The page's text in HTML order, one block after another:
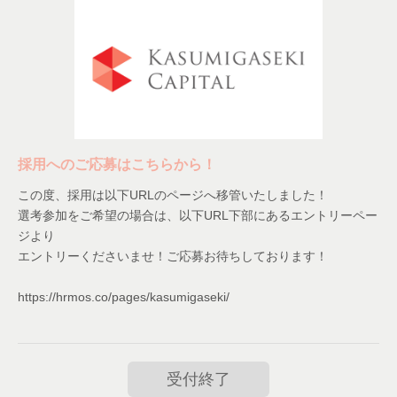
採用へのご応募はこちらから！
この度、採用は以下URLのページへ移管いたしました！
選考参加をご希望の場合は、以下URL下部にあるエントリーペー
ジより
エントリーくださいませ！ご応募お待ちしております！
https://hrmos.co/pages/kasumigaseki/
受付終了